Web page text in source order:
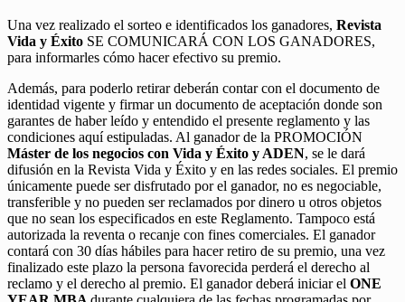
Una vez realizado el sorteo e identificados los ganadores, Revista
Vida y Éxito SE COMUNICARÁ CON LOS GANADORES,
para informarles cómo hacer efectivo su premio.
Además, para poderlo retirar deberán contar con el documento de
identidad vigente y firmar un documento de aceptación donde son
garantes de haber leído y entendido el presente reglamento y las
condiciones aquí estipuladas. Al ganador de la PROMOCIÓN
Máster de los negocios con Vida y Éxito y ADEN, se le dará
difusión en la Revista Vida y Éxito y en las redes sociales. El premio
únicamente puede ser disfrutado por el ganador, no es negociable,
transferible y no pueden ser reclamados por dinero u otros objetos
que no sean los especificados en este Reglamento. Tampoco está
autorizada la reventa o recanje con fines comerciales. El ganador
contará con 30 días hábiles para hacer retiro de su premio, una vez
finalizado este plazo la persona favorecida perderá el derecho al
reclamo y el derecho al premio. El ganador deberá iniciar el ONE